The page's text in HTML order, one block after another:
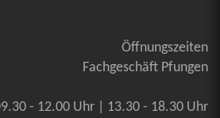
Öffnungszeiten
Fachgeschäft Pfungen
- 12.00 Uhr | 13.30 - 18.30 Uhr